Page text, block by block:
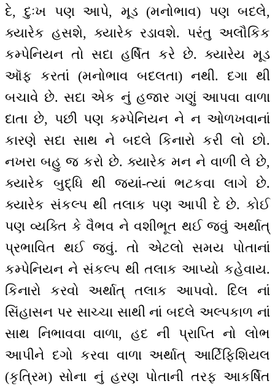
દે, દુઃખ પણ આપે, મૂડ (મનોભાવ) પણ બદલે,
ક્યારેક હસશે, ક્યારેક રડાવશે. પરંતુ અલૌકિક
કમ્પેનિયન તો સદા હર્ષિત કરે છે. ક્યારેય મૂડ
ઑફ કરતાં (મનોભાવ બદલતા) નથી. દગા થી
બચાવે છે. સદા એક નું હજાર ગણું આપવા વાળા
દાતા છે, પછી પણ કમ્પેનિયન ને ન ઓળખવાનાં
કારણે સદા સાથ ને બદલે કિનારો કરી લો છો.
નખરા બહુ જ કરો છે. ક્યારેક મન ને વાળી લે છે,
ક્યારેક બુદ્ધિ થી જ્યાં-ત્યાં ભટકવા લાગે છે.
ક્યારેક સંકલ્પ થી તલાક પણ આપી દે છે. કોઈ
પણ વ્યક્તિ કે વૈભવ ને વશીભૂત થઈ જવું અર્થાત્
પ્રભાવિત થઈ જવું. તો એટલો સમય પોતાનાં
કમ્પેનિયન ને સંકલ્પ થી તલાક આપ્યો કહેવાય.
કિનારો કરવો અર્થાત્ તલાક આપવો. દિલ નાં
સિંહાસન પર સાચ્ચા સાથી નાં બદલે અલ્પકાળ નાં
સાથ નિભાવવા વાળા, હદ ની પ્રાપ્તિ નો લોભ
આપીને દગો કરવા વાળા અર્થાત્ આર્ટિફિશિયલ
(કૃત્રિમ) સોના નું હરણ પોતાની તરફ આકર્ષિત